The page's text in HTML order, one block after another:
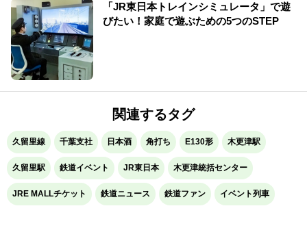
「JR東日本トレインシミュレータ」で遊
びたい！家庭で遊ぶための5つのSTEP
関連するタグ
久留里線 千葉支社 日本酒 角打ち E130形 木更津駅
久留里駅 鉄道イベント JR東日本 木更津統括センター
JRE MALLチケット 鉄道ニュース 鉄道ファン イベント列車